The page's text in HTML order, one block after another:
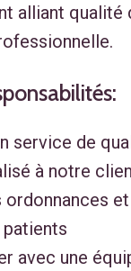
alliant qualité
service de
à notre
ordonnances
avec une